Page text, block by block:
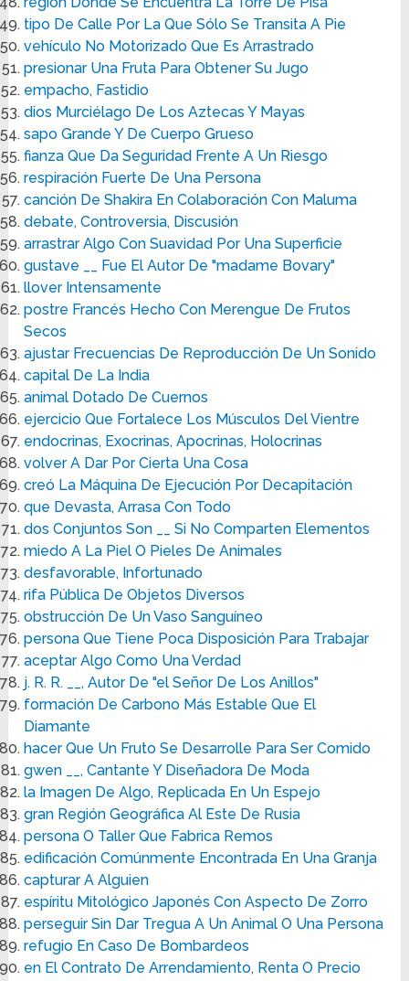
tipo De Calle Por La Que Sólo Se Transita A Pie
vehículo No Motorizado Que Es Arrastrado
presionar Una Fruta Para Obtener Su Jugo
empacho, Fastidio
dios Murciélago De Los Aztecas Y Mayas
sapo Grande Y De Cuerpo Grueso
fianza Que Da Seguridad Frente A Un Riesgo
respiración Fuerte De Una Persona
canción De Shakira En Colaboración Con Maluma
debate, Controversia, Discusión
arrastrar Algo Con Suavidad Por Una Superficie
gustave __ Fue El Autor De "madame Bovary"
llover Intensamente
postre Francés Hecho Con Merengue De Frutos
Secos
ajustar Frecuencias De Reproducción De Un Sonido
capital De La India
animal Dotado De Cuernos
ejercicio Que Fortalece Los Músculos Del Vientre
endocrinas, Exocrinas, Apocrinas, Holocrinas
volver A Dar Por Cierta Una Cosa
creó La Máquina De Ejecución Por Decapitación
que Devasta, Arrasa Con Todo
dos Conjuntos Son __ Si No Comparten Elementos
miedo A La Piel O Pieles De Animales
desfavorable, Infortunado
rifa Pública De Objetos Diversos
obstrucción De Un Vaso Sanguíneo
persona Que Tiene Poca Disposición Para Trabajar
aceptar Algo Como Una Verdad
j. R. R. __, Autor De "el Señor De Los Anillos"
formación De Carbono Más Estable Que El
Diamante
hacer Que Un Fruto Se Desarrolle Para Ser Comido
gwen __, Cantante Y Diseñadora De Moda
la Imagen De Algo, Replicada En Un Espejo
gran Región Geográfica Al Este De Rusia
persona O Taller Que Fabrica Remos
edificación Comúnmente Encontrada En Una Granja
capturar A Alguien
espíritu Mitológico Japonés Con Aspecto De Zorro
perseguir Sin Dar Tregua A Un Animal O Una Persona
refugio En Caso De Bombardeos
en El Contrato De Arrendamiento, Renta O Precio